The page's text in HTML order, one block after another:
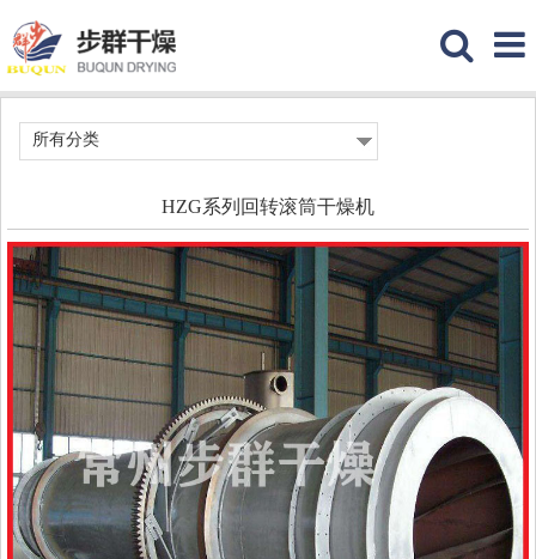
所有分类
HZG系列回转滚筒干燥机